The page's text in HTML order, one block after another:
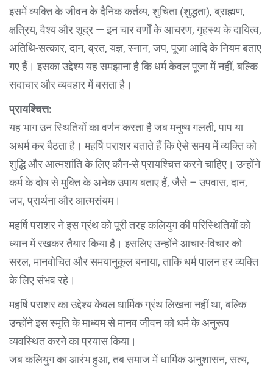
इसमें व्यक्ति के जीवन के दैनिक कर्तव्य, शुचिता (शुद्धता), ब्राह्मण,
क्षत्रिय, वैश्य और शूद्र — इन चार वर्णों के आचरण, गृहस्थ के दायित्व,
अतिथि-सत्कार, दान, व्रत, यज्ञ, स्नान, जप, पूजा आदि के नियम बताए
गए हैं। इसका उद्देश्य यह समझाना है कि धर्म केवल पूजा में नहीं, बल्कि
सदाचार और व्यवहार में बसता है।
प्रायश्चित्त:
यह भाग उन स्थितियों का वर्णन करता है जब मनुष्य गलती, पाप या
अधर्म कर बैठता है। महर्षि पराशर बताते हैं कि ऐसे समय में व्यक्ति को
शुद्धि और आत्मशांति के लिए कौन-से प्रायश्चित्त करने चाहिए। उन्होंने
कर्म के दोष से मुक्ति के अनेक उपाय बताए हैं, जैसे – उपवास, दान,
जप, प्रार्थना और आत्मसंयम।
महर्षि पराशर ने इस ग्रंथ को पूरी तरह कलियुग की परिस्थितियों को
ध्यान में रखकर तैयार किया है। इसलिए उन्होंने आचार-विचार को
सरल, मानवोचित और समयानुकूल बनाया, ताकि धर्म पालन हर व्यक्ति
के लिए संभव रहे।
महर्षि पराशर का उद्देश्य केवल धार्मिक ग्रंथ लिखना नहीं था, बल्कि
उन्होंने इस स्मृति के माध्यम से मानव जीवन को धर्म के अनुरूप
व्यवस्थित करने का प्रयास किया।
जब कलियुग का आरंभ हुआ, तब समाज में धार्मिक अनुशासन, सत्य,